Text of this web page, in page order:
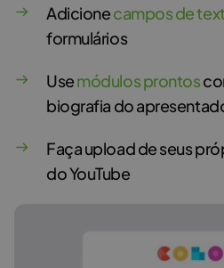
Adicionecampos de
formulários
Usemódulos prontos
biografia do
Faça upload de seus
do YouTube